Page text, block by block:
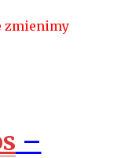
zmienimy
–